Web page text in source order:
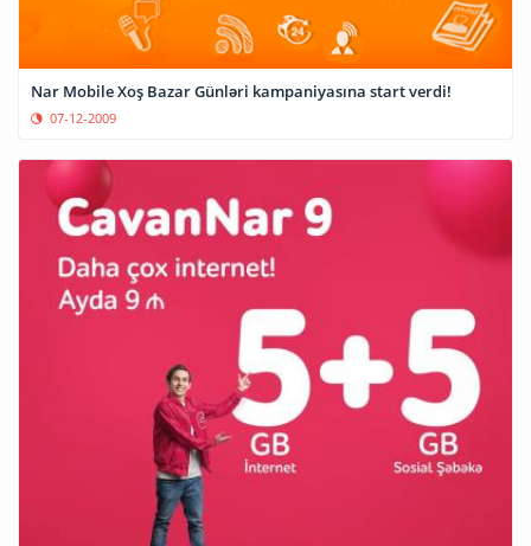
Nar Mobile Xoş Bazar Günləri kampaniyasına start verdi!
07-12-2009